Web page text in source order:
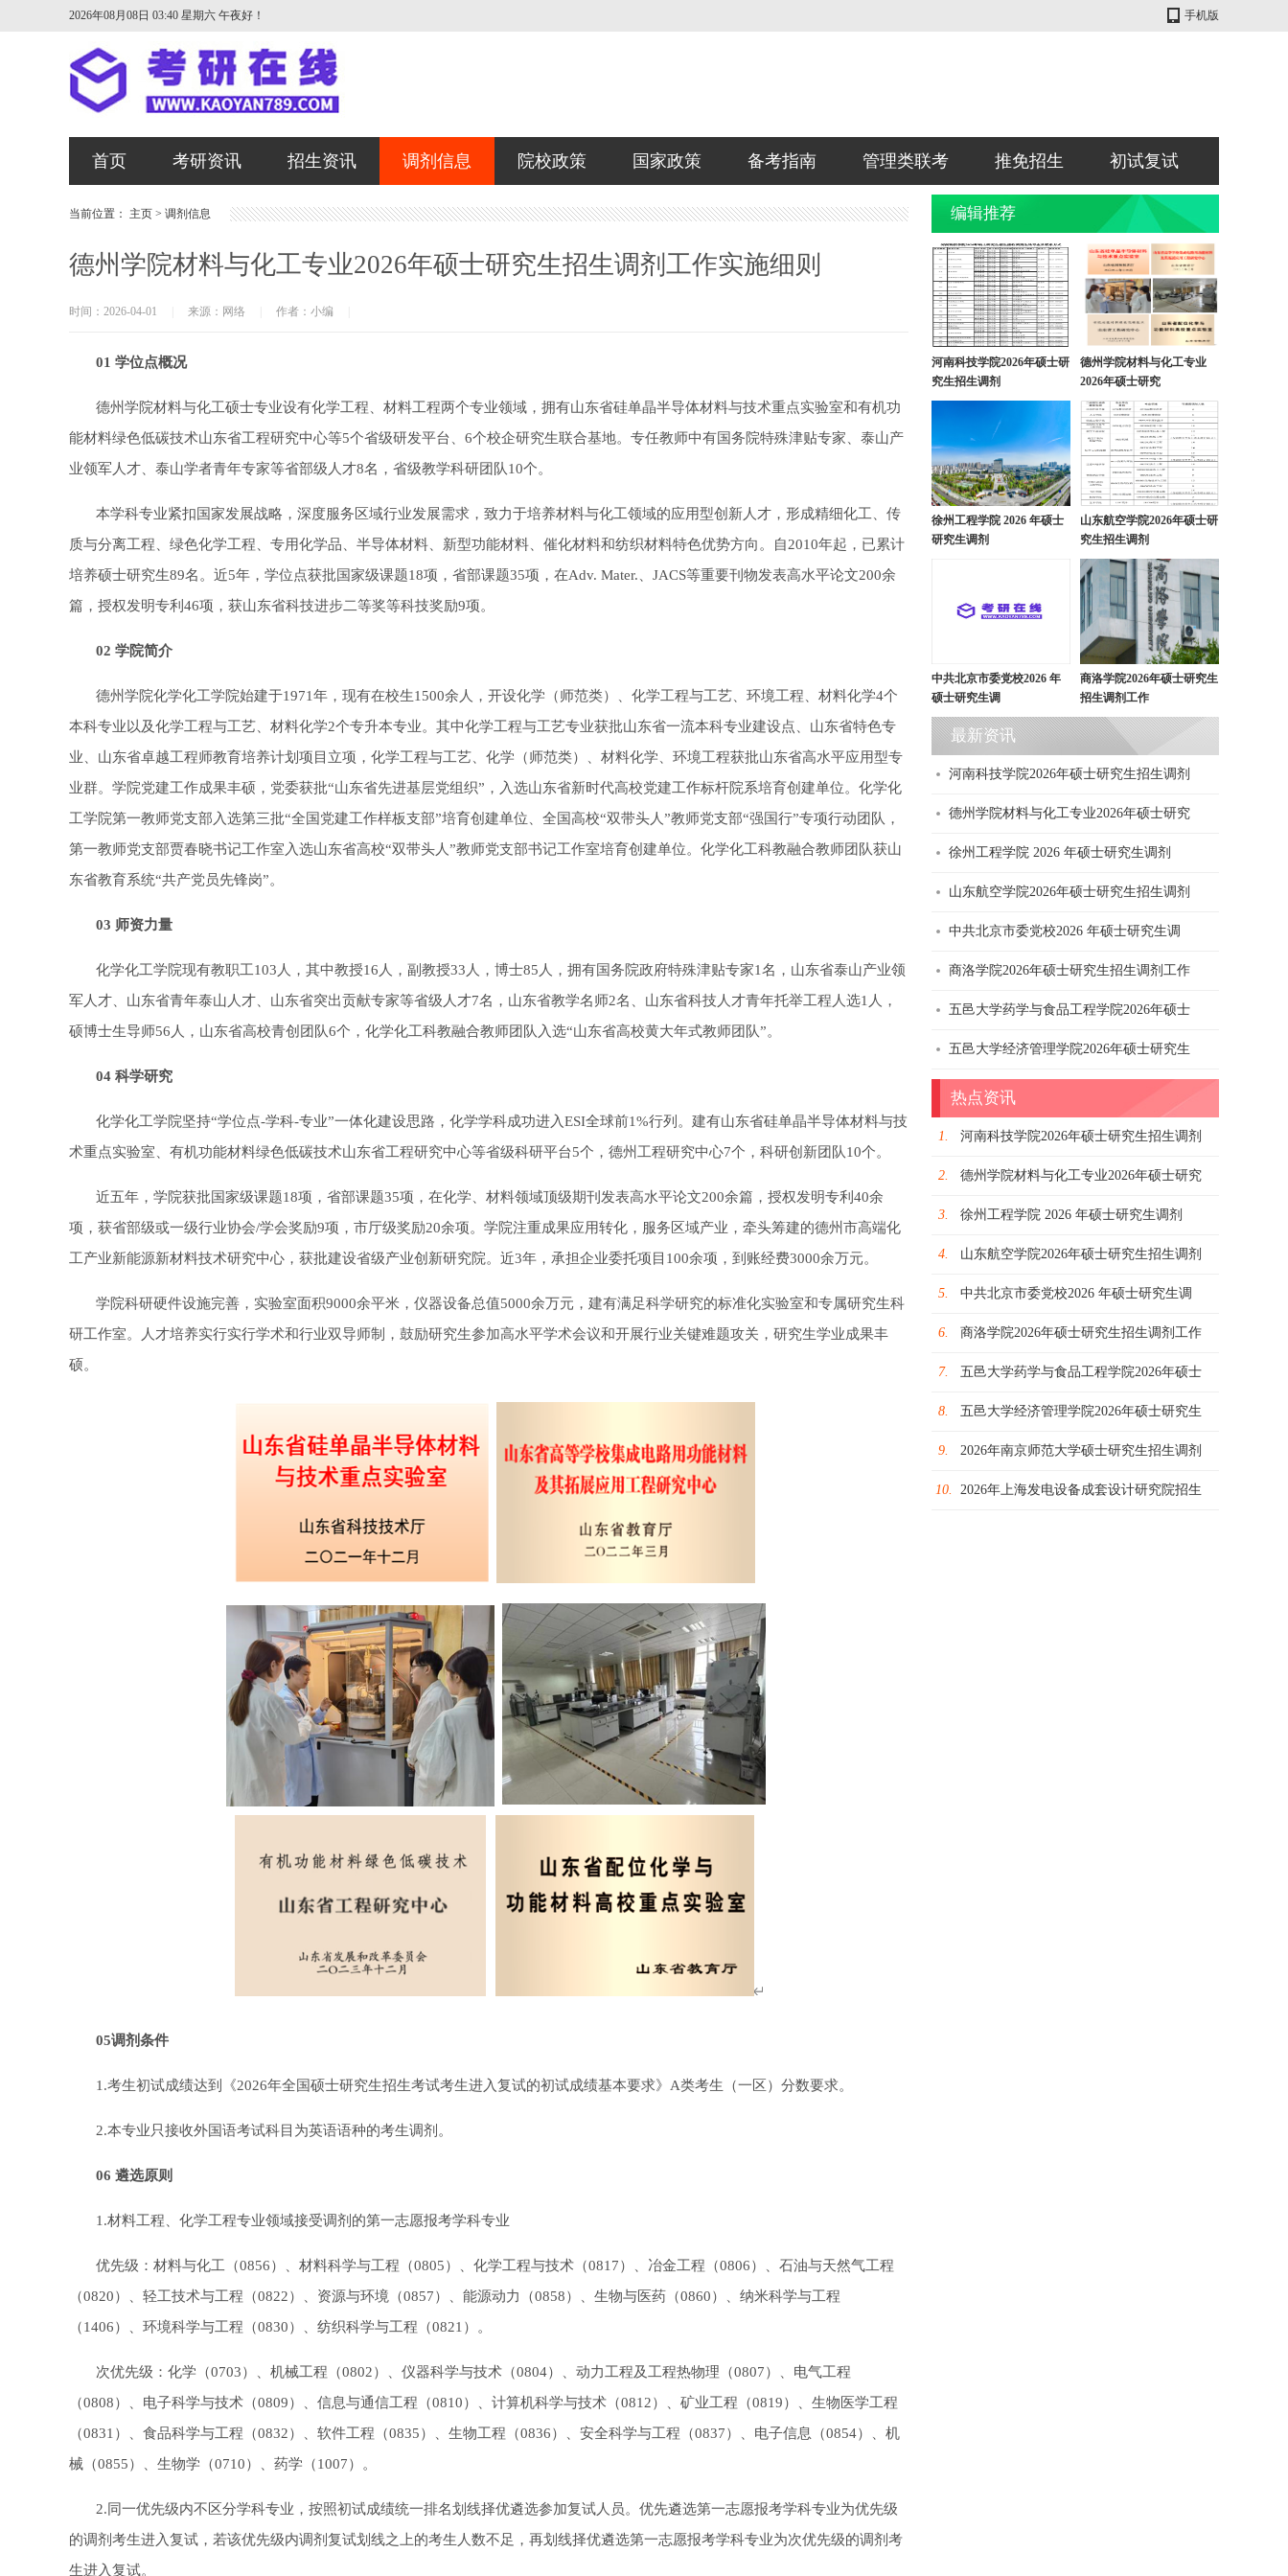
手机版
2026年08月08日 03:40 星期六 午夜好！
首页 考研资讯 招生资讯 调剂信息 院校政策 国家政策 备考指南 管理类联考 推免招生 初试复试
当前位置： 主页 > 调剂信息
德州学院材料与化工专业2026年硕士研究生招生调剂工作实施细则
时间：2026-04-01 来源：网络 作者：小编
01 学位点概况
德州学院材料与化工硕士专业设有化学工程、材料工程两个专业领域，拥有山东省硅单晶半导体材料与技术重点实验室和有机功
能材料绿色低碳技术山东省工程研究中心等5个省级研发平台、6个校企研究生联合基地。专任教师中有国务院特殊津贴专家、泰山产
业领军人才、泰山学者青年专家等省部级人才8名，省级教学科研团队10个。
本学科专业紧扣国家发展战略，深度服务区域行业发展需求，致力于培养材料与化工领域的应用型创新人才，形成精细化工、传
质与分离工程、绿色化学工程、专用化学品、半导体材料、新型功能材料、催化材料和纺织材料特色优势方向。自2010年起，已累计
培养硕士研究生89名。近5年，学位点获批国家级课题18项，省部课题35项，在Adv. Mater.、JACS等重要刊物发表高水平论文200余
篇，授权发明专利46项，获山东省科技进步二等奖等科技奖励9项。
02 学院简介
德州学院化学化工学院始建于1971年，现有在校生1500余人，开设化学（师范类）、化学工程与工艺、环境工程、材料化学4个
本科专业以及化学工程与工艺、材料化学2个专升本专业。其中化学工程与工艺专业获批山东省一流本科专业建设点、山东省特色专
业、山东省卓越工程师教育培养计划项目立项，化学工程与工艺、化学（师范类）、材料化学、环境工程获批山东省高水平应用型专
业群。学院党建工作成果丰硕，党委获批“山东省先进基层党组织”，入选山东省新时代高校党建工作标杆院系培育创建单位。化学化
工学院第一教师党支部入选第三批“全国党建工作样板支部”培育创建单位、全国高校“双带头人”教师党支部“强国行”专项行动团队，
第一教师党支部贾春晓书记工作室入选山东省高校“双带头人”教师党支部书记工作室培育创建单位。化学化工科教融合教师团队获山
东省教育系统“共产党员先锋岗”。
03 师资力量
化学化工学院现有教职工103人，其中教授16人，副教授33人，博士85人，拥有国务院政府特殊津贴专家1名，山东省泰山产业领
军人才、山东省青年泰山人才、山东省突出贡献专家等省级人才7名，山东省教学名师2名、山东省科技人才青年托举工程人选1人，
硕博士生导师56人，山东省高校青创团队6个，化学化工科教融合教师团队入选“山东省高校黄大年式教师团队”。
04 科学研究
化学化工学院坚持“学位点-学科-专业”一体化建设思路，化学学科成功进入ESI全球前1%行列。建有山东省硅单晶半导体材料与技
术重点实验室、有机功能材料绿色低碳技术山东省工程研究中心等省级科研平台5个，德州工程研究中心7个，科研创新团队10个。
近五年，学院获批国家级课题18项，省部课题35项，在化学、材料领域顶级期刊发表高水平论文200余篇，授权发明专利40余
项，获省部级或一级行业协会/学会奖励9项，市厅级奖励20余项。学院注重成果应用转化，服务区域产业，牵头筹建的德州市高端化
工产业新能源新材料技术研究中心，获批建设省级产业创新研究院。近3年，承担企业委托项目100余项，到账经费3000余万元。
学院科研硬件设施完善，实验室面积9000余平米，仪器设备总值5000余万元，建有满足科学研究的标准化实验室和专属研究生科
研工作室。人才培养实行实行学术和行业双导师制，鼓励研究生参加高水平学术会议和开展行业关键难题攻关，研究生学业成果丰
硕。
05调剂条件
1.考生初试成绩达到《2026年全国硕士研究生招生考试考生进入复试的初试成绩基本要求》A类考生（一区）分数要求。
2.本专业只接收外国语考试科目为英语语种的考生调剂。
06 遴选原则
1.材料工程、化学工程专业领域接受调剂的第一志愿报考学科专业
优先级：材料与化工（0856）、材料科学与工程（0805）、化学工程与技术（0817）、冶金工程（0806）、石油与天然气工程
（0820）、轻工技术与工程（0822）、资源与环境（0857）、能源动力（0858）、生物与医药（0860）、纳米科学与工程
（1406）、环境科学与工程（0830）、纺织科学与工程（0821）。
次优先级：化学（0703）、机械工程（0802）、仪器科学与技术（0804）、动力工程及工程热物理（0807）、电气工程
（0808）、电子科学与技术（0809）、信息与通信工程（0810）、计算机科学与技术（0812）、矿业工程（0819）、生物医学工程
（0831）、食品科学与工程（0832）、软件工程（0835）、生物工程（0836）、安全科学与工程（0837）、电子信息（0854）、机
械（0855）、生物学（0710）、药学（1007）。
2.同一优先级内不区分学科专业，按照初试成绩统一排名划线择优遴选参加复试人员。优先遴选第一志愿报考学科专业为优先级
的调剂考生进入复试，若该优先级内调剂复试划线之上的考生人数不足，再划线择优遴选第一志愿报考学科专业为次优先级的调剂考
生进入复试。
编辑推荐
河南科技学院2026年硕士研
究生招生调剂
德州学院材料与化工专业
2026年硕士研究
徐州工程学院 2026 年硕士
研究生调剂
山东航空学院2026年硕士研
究生招生调剂
中共北京市委党校2026 年
硕士研究生调
商洛学院2026年硕士研究生
招生调剂工作
最新资讯
河南科技学院2026年硕士研究生招生调剂
德州学院材料与化工专业2026年硕士研究
徐州工程学院 2026 年硕士研究生调剂
山东航空学院2026年硕士研究生招生调剂
中共北京市委党校2026 年硕士研究生调
商洛学院2026年硕士研究生招生调剂工作
五邑大学药学与食品工程学院2026年硕士
五邑大学经济管理学院2026年硕士研究生
热点资讯
1. 河南科技学院2026年硕士研究生招生调剂
2. 德州学院材料与化工专业2026年硕士研究
3. 徐州工程学院 2026 年硕士研究生调剂
4. 山东航空学院2026年硕士研究生招生调剂
5. 中共北京市委党校2026 年硕士研究生调
6. 商洛学院2026年硕士研究生招生调剂工作
7. 五邑大学药学与食品工程学院2026年硕士
8. 五邑大学经济管理学院2026年硕士研究生
9. 2026年南京师范大学硕士研究生招生调剂
10. 2026年上海发电设备成套设计研究院招生